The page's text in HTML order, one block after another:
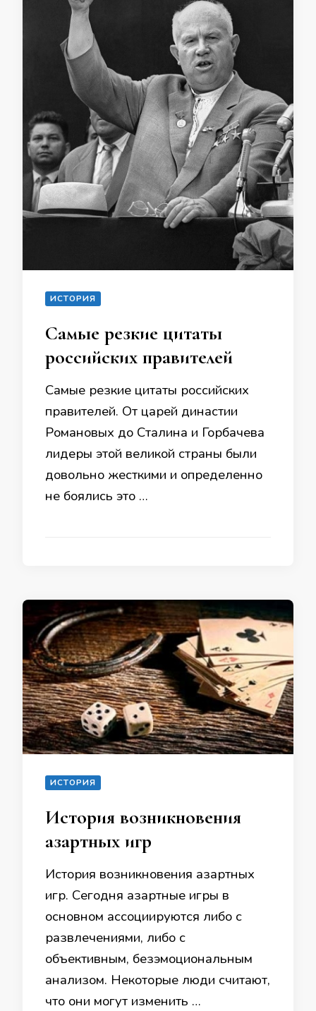
ИСТОРИЯ
Самые резкие цитаты
российских правителей
Самые резкие цитаты российских
правителей. От царей династии
Романовых до Сталина и Горбачева
лидеры этой великой страны были
довольно жесткими и определенно
не боялись это …
ИСТОРИЯ
История возникновения
азартных игр
История возникновения азартных
игр. Сегодня азартные игры в
основном ассоциируются либо с
развлечениями, либо с
объективным, безэмоциональным
анализом. Некоторые люди считают,
что они могут изменить …